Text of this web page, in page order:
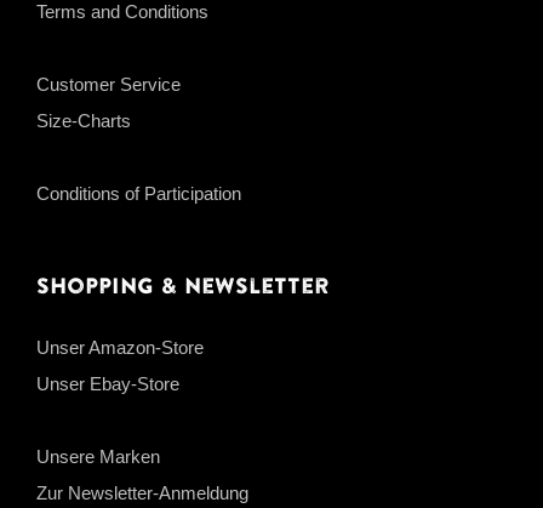
Terms and Conditions
Customer Service
Size-Charts
Conditions of Participation
Shopping & Newsletter
Unser Amazon-Store
Unser Ebay-Store
Unsere Marken
Zur Newsletter-Anmeldung